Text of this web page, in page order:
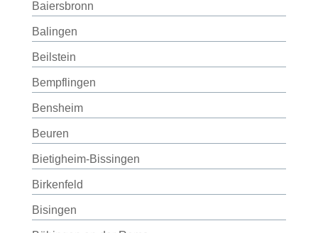
Baiersbronn
Balingen
Beilstein
Bempflingen
Bensheim
Beuren
Bietigheim-Bissingen
Birkenfeld
Bisingen